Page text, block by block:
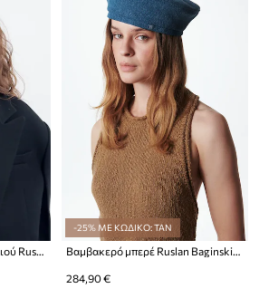
-25% ΜΕ ΚΩΔΙΚΟ: TAN
284,90 €